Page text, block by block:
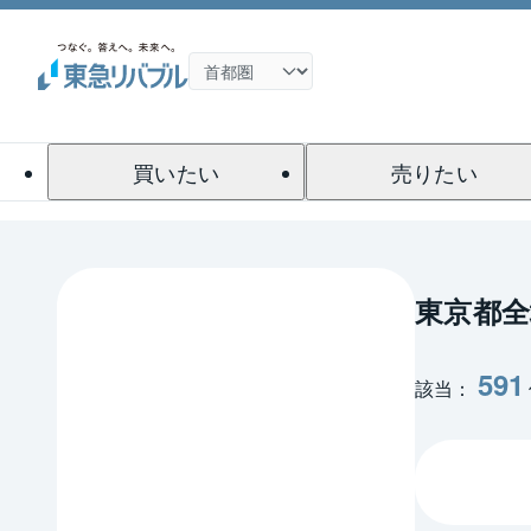
買いたい 売りたい
東京都
該当： 591